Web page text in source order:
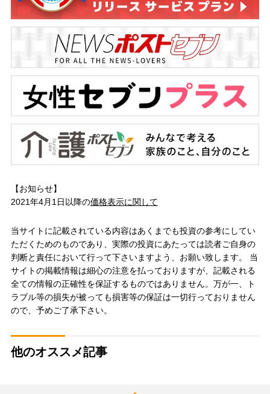
【お知らせ】
2021年4月1日以降の価格表示に関して
当サイトに記載されている内容はあくまでも投資の参考にしてい
ただくためのものであり、実際の投資にあたっては読者ご自身の
判断と責任において行って下さいますよう、お願い致します。 当
サイトの掲載情報は細心の注意を払っておりますが、記載される
全ての情報の正確性を保証するものではありません。万が一、ト
ラブル等の損失が被っても損害等の保証は一切行っておりません
ので、予めご了承下さい。
他のオススメ記事